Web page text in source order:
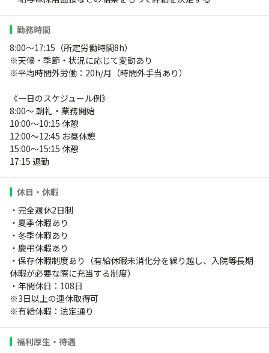
勤務時間
8:00～17:15（所定労働時間8h）
※天候・季節・状況に応じて変動あり
※平均時間外労働：20h/月（時間外手当あり）
《一日のスケジュール例》
8:00～ 朝礼・業務開始
10:00～10:15 休憩
12:00～12:45 お昼休憩
15:00～15:15 休憩
17:15 退勤
休日・休暇
・完全週休2日制
・夏季休暇あり
・冬季休暇あり
・慶弔休暇あり
・保存休暇制度あり（有給休暇未消化分を繰り越し、入院等長期
休暇が必要な際に充当する制度）
・年間休日：108日
※3日以上の連休取得可
※有給休暇：法定通り
福利厚生・待遇